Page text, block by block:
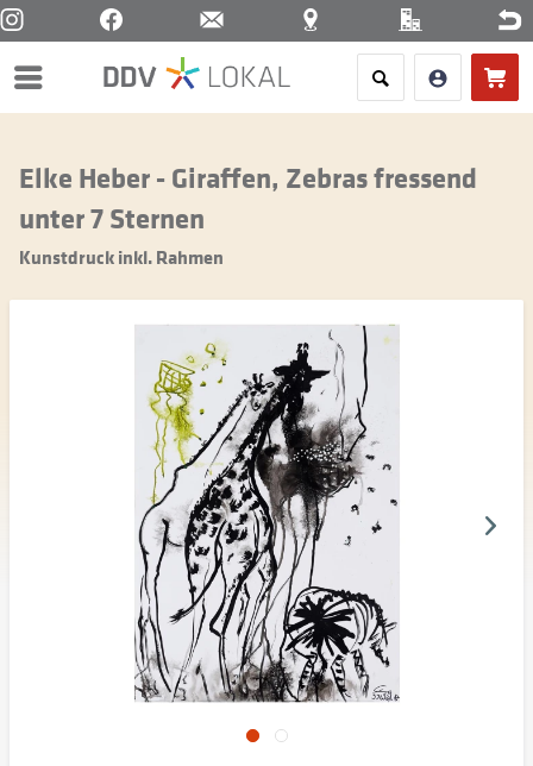
Menü
Elke Heber - Giraffen, Zebras fressend
unter 7 Sternen
Kunstdruck inkl. Rahmen